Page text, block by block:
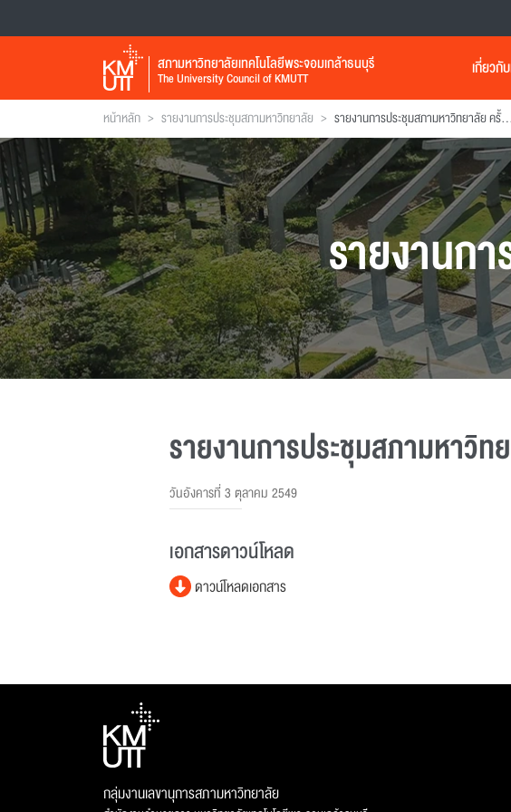
สภามหาวิทยาลัยเทคโนโลยีพระจอมเกล้าธนบุรี
The University Council of KMUTT เกี่ยวกั
หน้าหลัก > รายงานการประชุมสภามหาวิทยาลัย > รายงานการประชุมสภามหาวิทยาลัย ครั้งที่ 93
รายงานก
รายงานการประชุมสภามหาวิ
วันอังคารที่ 3 ตุลาคม 2549
เอกสารดาวน์โหลด
ดาวน์โหลดเอกสาร
กลุ่มงานเลขานุการสภามหาวิทยาลัย